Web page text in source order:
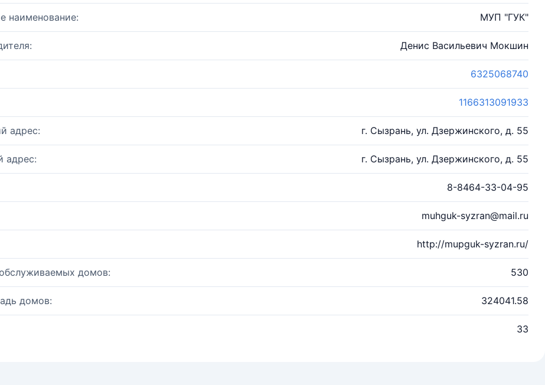
наименование: МУП "ГУК"
Денис Васильевич Мокшин
6325068740
1166313091933
адрес: г. Сызрань, ул. Дзержинского, д. 55
адрес: г. Сызрань, ул. Дзержинского, д. 55
8-8464-33-04-95
muhguk-syzran@mail.ru
http://mupguk-syzran.ru/
домов: 530
домов: 324041.58
33